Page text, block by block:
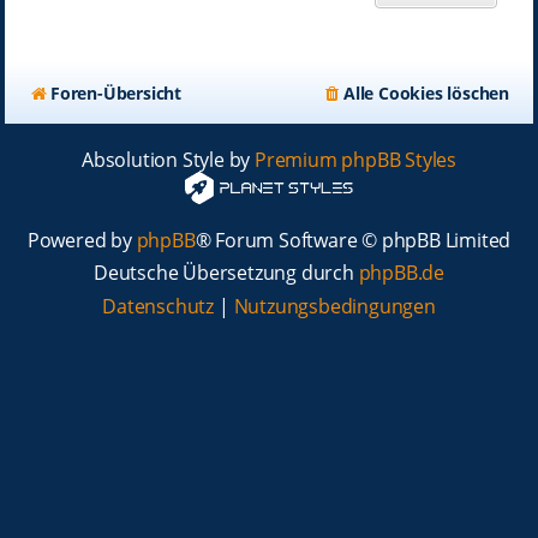
Foren-Übersicht Alle Cookies löschen
Absolution Style by Premium phpBB Styles
Powered by phpBB® Forum Software © phpBB Limited
Deutsche Übersetzung durch phpBB.de
Datenschutz | Nutzungsbedingungen